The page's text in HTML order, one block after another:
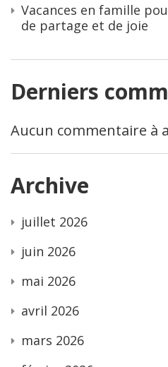
Vacances en famille
de partage et de joie
Derniers
Aucun commentaire à
Archive
juillet 2026
juin 2026
mai 2026
avril 2026
mars 2026